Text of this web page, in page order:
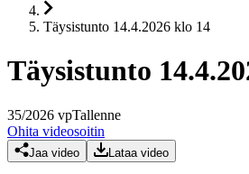
Täysistunto 14.4.2026 klo 14
Täysistunto
35/2026 vpTallenne
Ohita videosoitin
Jaa video Lataa video